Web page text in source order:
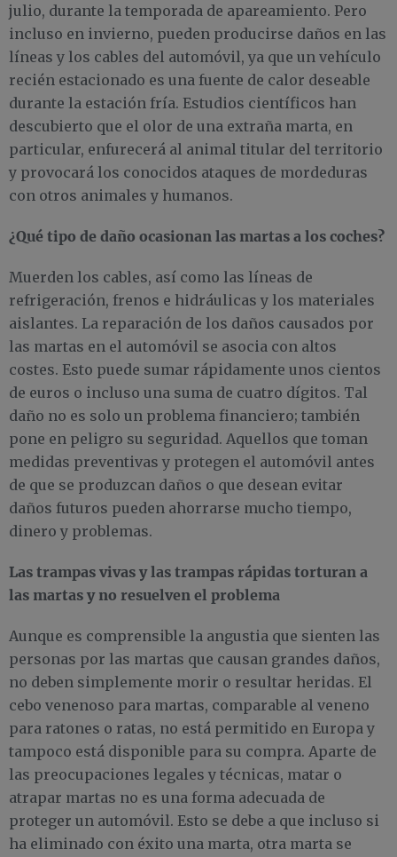
julio, durante la temporada de apareamiento. Pero
incluso en invierno, pueden producirse daños en las
líneas y los cables del automóvil, ya que un vehículo
recién estacionado es una fuente de calor deseable
durante la estación fría. Estudios científicos han
descubierto que el olor de una extraña marta, en
particular, enfurecerá al animal titular del territorio
y provocará los conocidos ataques de mordeduras
con otros animales y humanos.
¿Qué tipo de daño ocasionan las martas a los coches?
Muerden los cables, así como las líneas de
refrigeración, frenos e hidráulicas y los materiales
aislantes. La reparación de los daños causados ​​por
las martas en el automóvil se asocia con altos
costes. Esto puede sumar rápidamente unos cientos
de euros o incluso una suma de cuatro dígitos. Tal
daño no es solo un problema financiero; también
pone en peligro su seguridad. Aquellos que toman
medidas preventivas y protegen el automóvil antes
de que se produzcan daños o que desean evitar
daños futuros pueden ahorrarse mucho tiempo,
dinero y problemas.
Las trampas vivas y las trampas rápidas torturan a
las martas y no resuelven el problema
Aunque es comprensible la angustia que sienten las
personas por las martas que causan grandes daños,
no deben simplemente morir o resultar heridas. El
cebo venenoso para martas, comparable al veneno
para ratones o ratas, no está permitido en Europa y
tampoco está disponible para su compra. Aparte de
las preocupaciones legales y técnicas, matar o
atrapar martas no es una forma adecuada de
proteger un automóvil. Esto se debe a que incluso si
ha eliminado con éxito una marta, otra marta se